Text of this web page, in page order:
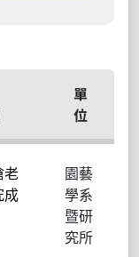
單
位
老
成
園藝
學系
暨研
究所